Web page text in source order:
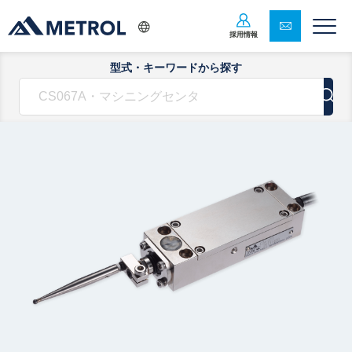
採用情報
型式・キーワードから探す